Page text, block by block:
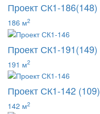
Проект СК1-186(148)
186 м2
Проект СК1-191(149)
191 м2
Проект СК1-142 (109)
142 м2